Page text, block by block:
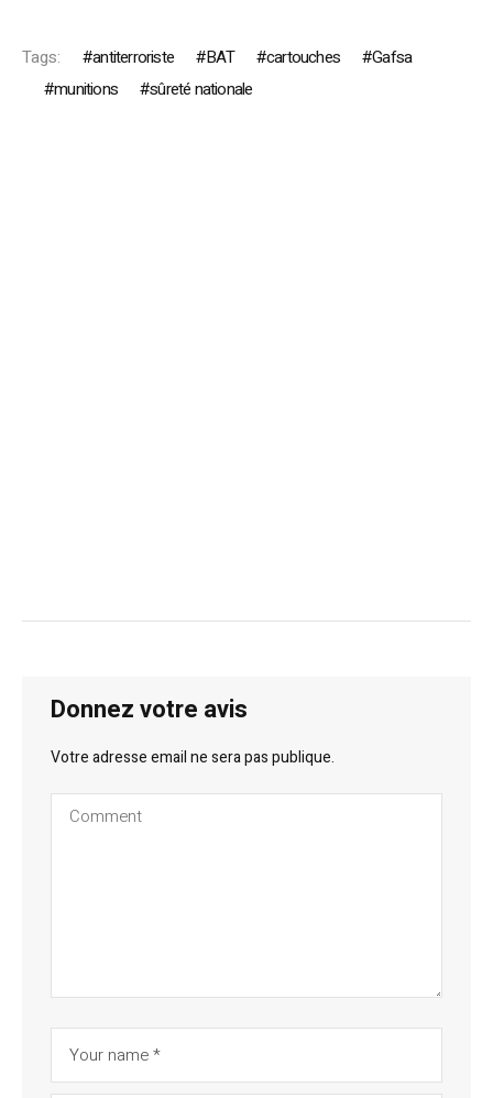
Tags: antiterroriste BAT cartouches
Gafsa
munitions
sûreté nationale
Donnez votre avis
Votre adresse email ne sera pas publique.